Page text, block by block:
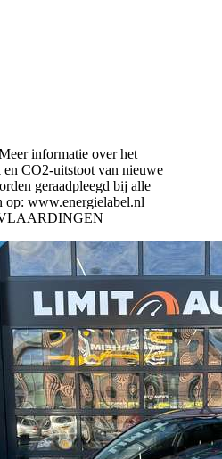
informatie over het
CO2-uitstoot van nieuwe
geraadpleegd bij alle
op: www.energielabel.nl